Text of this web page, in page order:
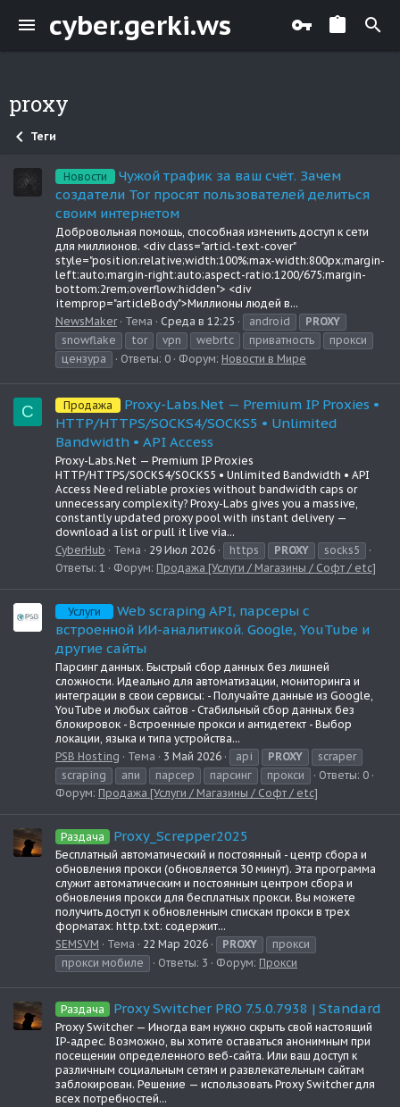
cyber.gerki.ws
proxy
Теги
Новости
Чужой трафик за ваш счёт. Зачем
создатели Tor просят пользователей делиться
своим интернетом
Добровольная помощь, способная изменить доступ к сети
для миллионов. <div class="articl-text-cover"
style="position:relative;width:100%;max-width:800px;margin-
left:auto;margin-right:auto;aspect-ratio:1200/675;margin-
bottom:2rem;overflow:hidden"> <div
itemprop="articleBody">Миллионы людей в...
NewsMaker
Тема Среда в 12:25 android
PROXY
snowflake
tor vpn webrtc приватность
прокси
цензура
Ответы: 0 Форум: Новости в Мире
C Продажа
Proxy-Labs.Net — Premium IP Proxies •
HTTP/HTTPS/SOCKS4/SOCKS5 • Unlimited
Bandwidth • API Access
Proxy-Labs.Net — Premium IP Proxies
HTTP/HTTPS/SOCKS4/SOCKS5 • Unlimited Bandwidth • API
Access Need reliable proxies without bandwidth caps or
unnecessary complexity? Proxy-Labs gives you a massive,
constantly updated proxy pool with instant delivery —
download a list or pull it live via...
CyberHub
Тема 29 Июл 2026 https PROXY
socks5
Ответы: 1
Форум: Продажа [Услуги / Магазины / Софт / etc]
Услуги
Web scraping API, парсеры с
встроенной ИИ-аналитикой. Google, YouTube и
другие сайты
Парсинг данных. Быстрый сбор данных без лишней
сложности. Идеально для автоматизации, мониторинга и
интеграции в свои сервисы: - Получайте данные из Google,
YouTube и любых сайтов - Стабильный сбор данных без
блокировок - Встроенные прокси и антидетект - Выбор
локации, языка и типа устройства...
PSB Hosting
Тема 3 Май 2026 api PROXY
scraper
scraping
апи парсер парсинг прокси
Ответы: 0
Форум: Продажа [Услуги / Магазины / Софт / etc]
Раздача Proxy_Screpper2025
Бесплатный автоматический и постоянный - центр сбора и
обновления прокси (обновляется 30 минут). Эта программа
служит автоматическим и постоянным центром сбора и
обновления прокси для бесплатных прокси. Вы можете
получить доступ к обновленным спискам прокси в трех
форматах: http.txt: содержит...
SEMSVM
Тема 22 Мар 2026 PROXY
прокси
прокси мобиле
Ответы: 3 Форум: Прокси
Раздача Proxy Switcher PRO 7.5.0.7938 | Standard
Proxy Switcher — Иногда вам нужно скрыть свой настоящий
IP-адрес. Возможно, вы хотите оставаться анонимным при
посещении определенного веб-сайта. Или ваш доступ к
различным социальным сетям и развлекательным сайтам
заблокирован. Решение — использовать Proxy Switcher для
всех потребностей...